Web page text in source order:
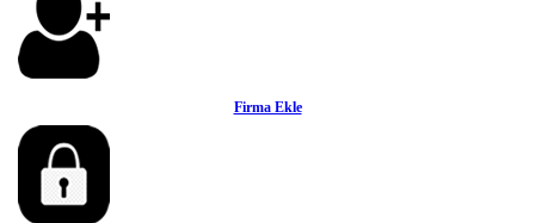
Firma Ekle